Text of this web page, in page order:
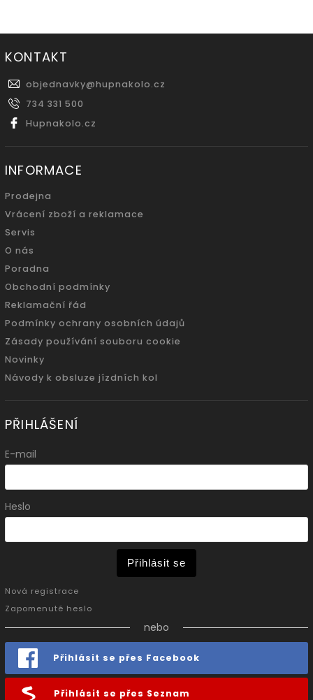
KONTAKT
objednavky@hupnakolo.cz
734 331 500
Hupnakolo.cz
INFORMACE
Prodejna
Vrácení zboží a reklamace
Servis
O nás
Poradna
Obchodní podmínky
Reklamační řád
Podmínky ochrany osobních údajů
Zásady používání souboru cookie
Novinky
Návody k obsluze jízdních kol
PŘIHLÁŠENÍ
E-mail
Heslo
Přihlásit se
Nová registrace
Zapomenuté heslo
nebo
Přihlásit se přes Facebook
Přihlásit se přes Seznam